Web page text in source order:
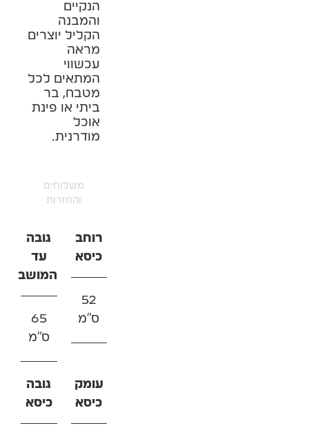
משלוחים
והחזרות
הנקיים
והמבנה
הקליל יוצרים
מראה
עכשווי
המתאים לכל
מטבח, בר
ביתי או פינת
אוכל
מודרנית.
רוחב
כיסא
ס"מ
גובה
המושב
65
ס"מ
עומק
כיסא
גובה
כיסא